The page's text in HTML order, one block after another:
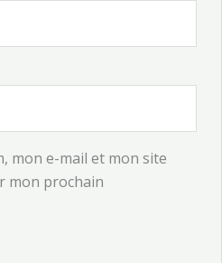
mon e-mail et mon site
mon prochain